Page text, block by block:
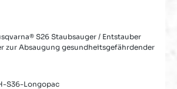
S26 Staubsauger / Entstauber
zur Absaugung gesundheitsgefährdender
S36-Longopac